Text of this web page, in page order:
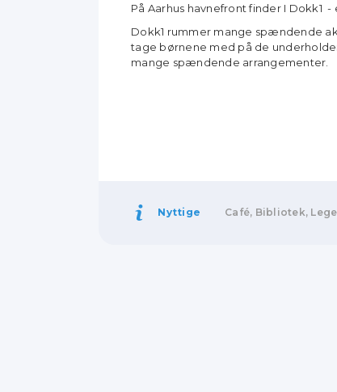
På Aarhus havnefront finder I Dokk1
Dokk1 rummer mange spændende
tage børnene med på de
mange spændende arrangementer.
Nyttige Café, Bibliotek,